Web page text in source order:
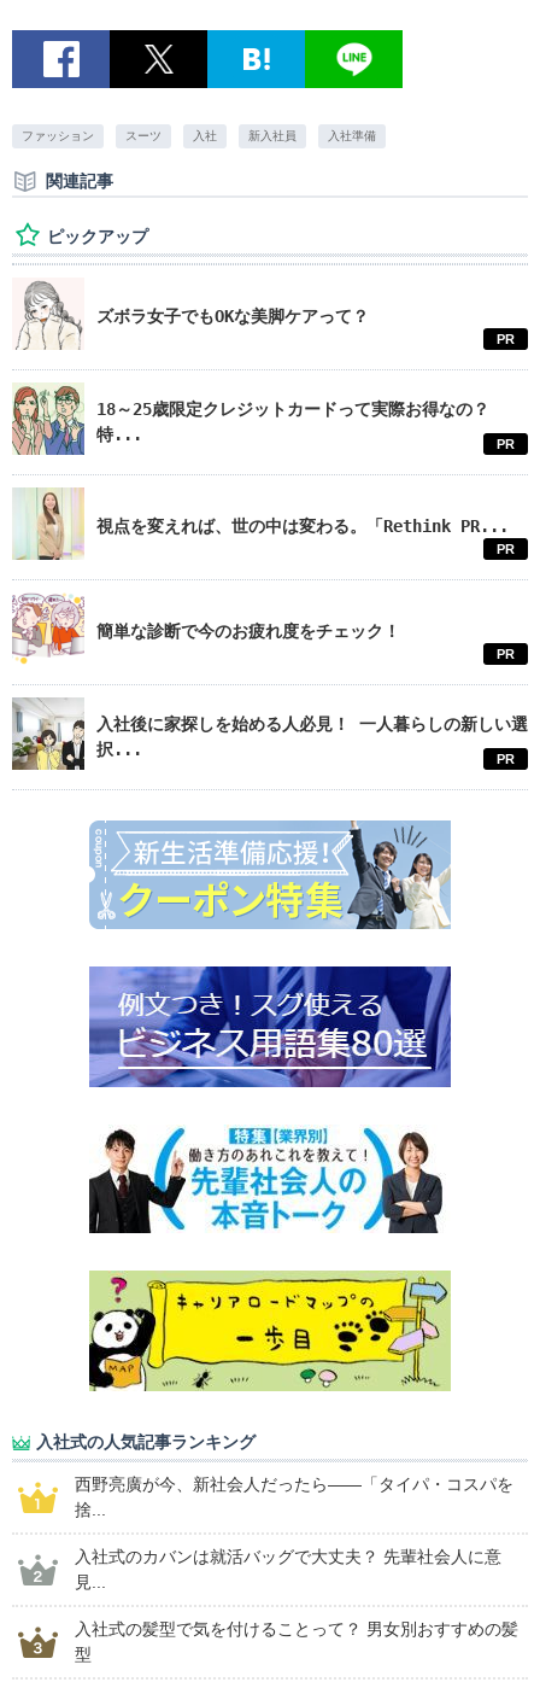
ファッション スーツ 入社 新入社員 入社準備
関連記事
ピックアップ
ズボラ女子でもOKな美脚ケアって？
PR
18～25歳限定クレジットカードって実際お得なの？
特...
PR
視点を変えれば、世の中は変わる。「Rethink PR...
PR
簡単な診断で今のお疲れ度をチェック！
PR
入社後に家探しを始める人必見！ 一人暮らしの新しい選
択...
PR
入社式の人気記事ランキング
西野亮廣が今、新社会人だったら――「タイパ・コスパを
捨...
入社式のカバンは就活バッグで大丈夫？ 先輩社会人に意
見...
入社式の髪型で気を付けることって？ 男女別おすすめの髪
型